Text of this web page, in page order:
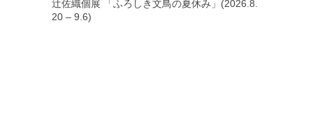
辻佐織個展 「ふろしき文鳥の夏休み」(2026.8.
20 – 9.6)